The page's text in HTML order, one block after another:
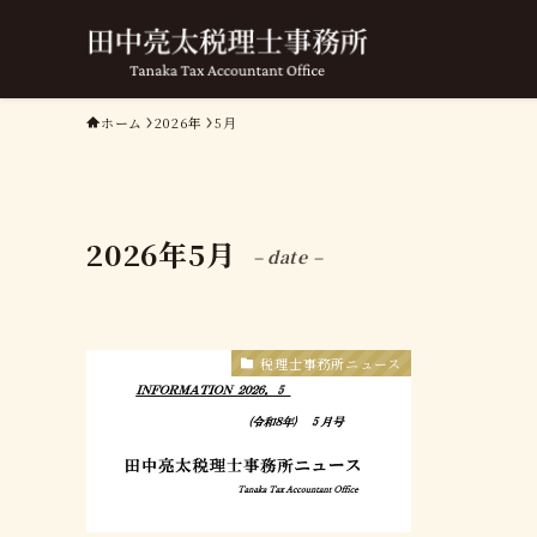
ホーム 2026年 5月
2026年5月 – date –
税理士事務所ニュース